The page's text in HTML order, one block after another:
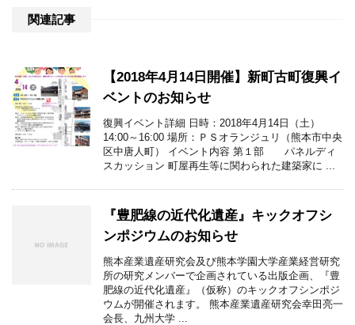
関連記事
【2018年4月14日開催】新町古町復興イ
ベントのお知らせ
復興イベント詳細 日時：2018年4月14日（土）
14:00～16:00 場所：ＰＳオランジュリ（熊本市中央
区中唐人町） イベント内容 第１部 パネルディ
スカッション 町屋再生等に関わられた建築家に ...
『豊肥線の近代化遺産』キックオフシ
ンポジウムのお知らせ
熊本産業遺産研究会及び熊本学園大学産業経営研究
所の研究メンバーで企画されている出版企画、『豊
肥線の近代化遺産』（仮称）のキックオフシンポジ
ウムが開催されます。 熊本産業遺産研究会幸田亮一
会長、九州大学 ...